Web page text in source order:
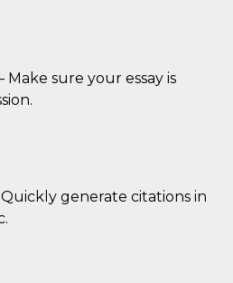
Make sure your essay is
Quickly generate citations in